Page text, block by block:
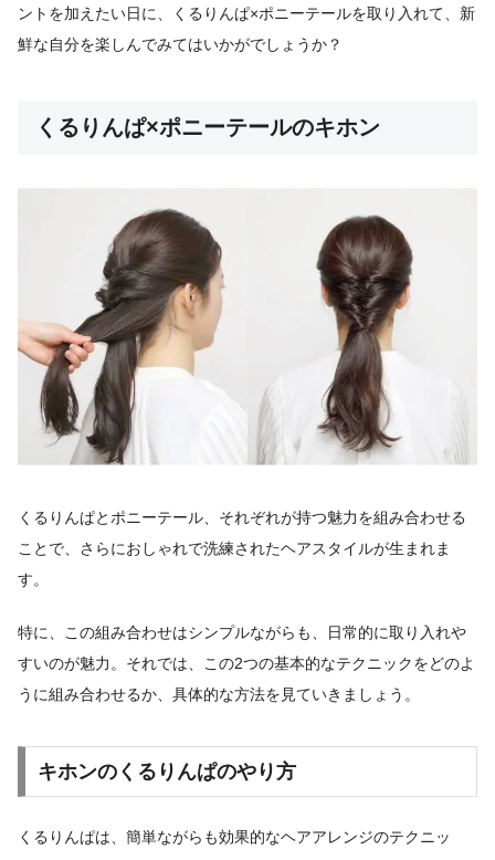
ントを加えたい日に、くるりんぱ×ポニーテールを取り入れて、新
鮮な自分を楽しんでみてはいかがでしょうか？
くるりんぱ×ポニーテールのキホン
くるりんぱとポニーテール、それぞれが持つ魅力を組み合わせる
ことで、さらにおしゃれで洗練されたヘアスタイルが生まれま
す。
特に、この組み合わせはシンプルながらも、日常的に取り入れや
すいのが魅力。それでは、この2つの基本的なテクニックをどのよ
うに組み合わせるか、具体的な方法を見ていきましょう。
キホンのくるりんぱのやり方
くるりんぱは、簡単ながらも効果的なヘアアレンジのテクニッ